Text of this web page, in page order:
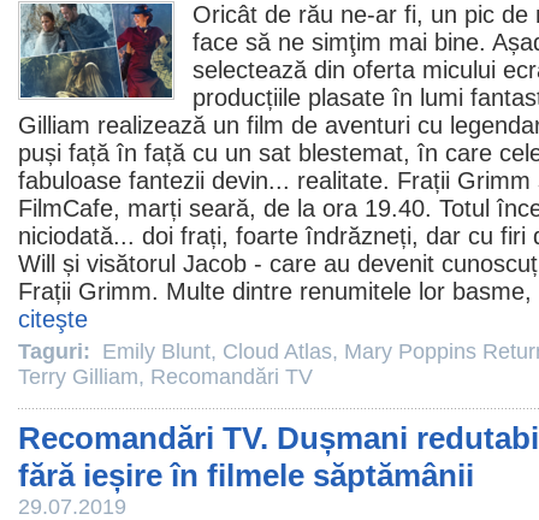
Oricât de rău ne-ar fi, un pic de
face să ne simţim mai bine.
selectează din oferta micului
producțiile plasate în lumi
Gilliam realizează un film de aventuri cu
puși față în față cu un sat blestemat, în care
fabuloase fantezii devin... realitate. Frații Grimm
FilmCafe, marți seară, de la ora 19.40. Totul
niciodată... doi frați, foarte îndrăzneți, dar cu firi
Will și visătorul Jacob - care au devenit
Frații Grimm. Multe dintre renumitele lor
citeşte
Taguri: Emily Blunt, Cloud Atlas, Mary Poppins
Terry Gilliam, Recomandări TV
Recomandări TV. Dușmani
fără ieșire în filmele săptămânii
29.07.2019